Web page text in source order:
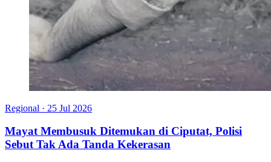
Regional · 25 Jul 2026
Mayat Membusuk Ditemukan di Ciputat, Polisi
Sebut Tak Ada Tanda Kekerasan